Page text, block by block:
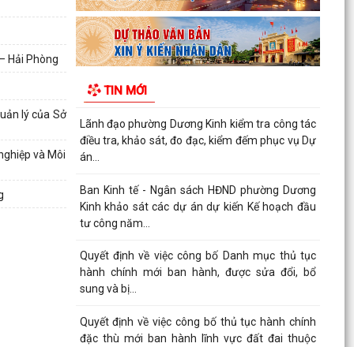
Hải Phòng
lý của Sở
và Môi
TIN MỚI
bị Kỳ họp thứ 5 (Kỳ họp chuyên đề năm 2026)
HĐND phường...
Công đoàn phường Dương Kinh công bố quyết
cơ sở mới
Lãnh đạo phường Dương Kinh kiểm tra công tác
điều tra, khảo sát, đo đạc, kiểm đếm phục vụ Dự
án...
Ban Kinh tế - Ngân sách HĐND phường Dương
Kinh khảo sát các dự án dự kiến Kế hoạch đầu
tư công năm...
Quyết định về việc công bố Danh mục thủ tục
hành chính mới ban hành, được sửa đổi, bổ
sung và bị...
Quyết định về việc công bố thủ tục hành chính
đặc thù mới ban hành lĩnh vực đất đai thuộc